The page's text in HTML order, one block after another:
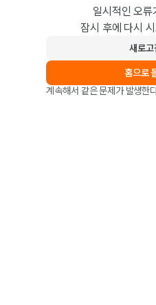
일시적인 오류
잠시 후에 다시
새로
홈으로
계속해서 같은 문제가 발생한